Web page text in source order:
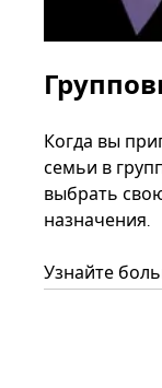
Когда вы
семьи в
выбрать
назначения.
Узнайте